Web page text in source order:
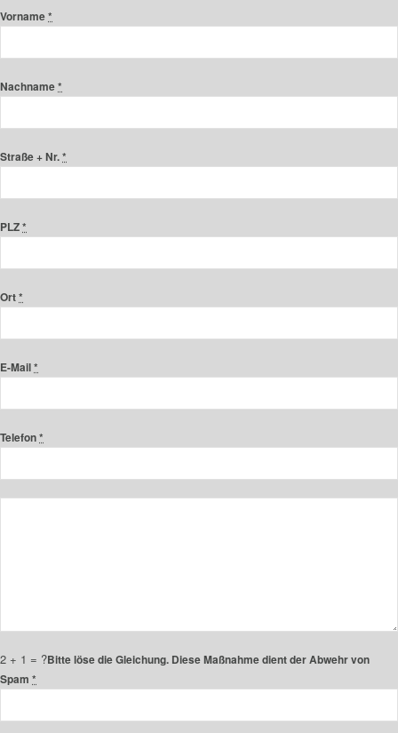
Vorname*
Nachname*
Straße + Nr.*
PLZ*
Ort*
E-Mail*
Telefon*
2 + 1 = ?Bitte löse die Gleichung. Diese Maßnahme dient der Abwehr von
Spam *